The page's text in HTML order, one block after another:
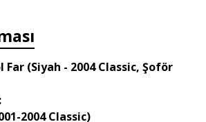
Far (Siyah - 2004 Classic, Şoför
2004 Classic)